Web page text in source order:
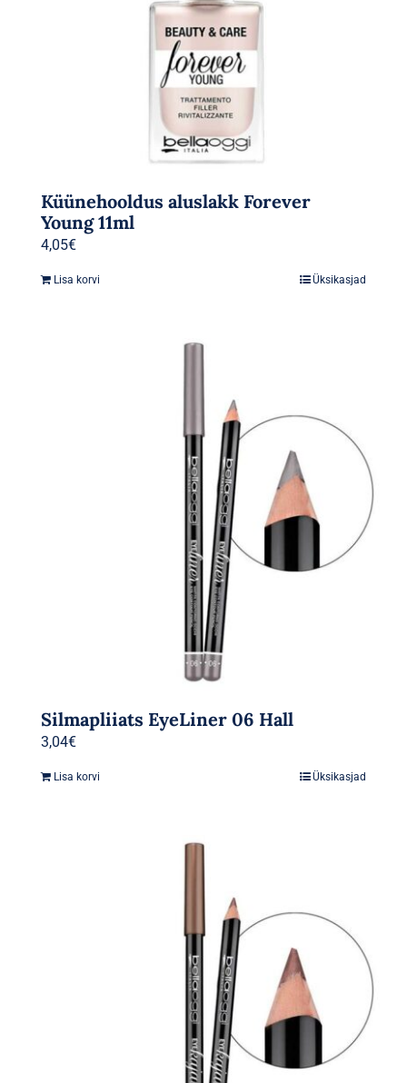
Küünehooldus aluslakk Forever
Young 11ml
4,05€
Lisa korvi Üksikasjad
Silmapliiats EyeLiner 06 Hall
3,04€
Lisa korvi Üksikasjad